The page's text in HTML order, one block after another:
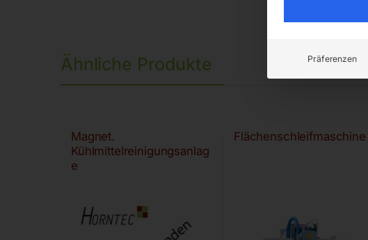
Ähnliche Produkte
Magnet.
Kühlmittelreinigungsanlag
e
Flächenschleifmaschine
Präferenzen